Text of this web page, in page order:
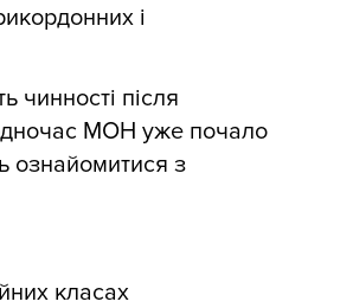
і
після
МОН уже почало
ознайомитися з
класах